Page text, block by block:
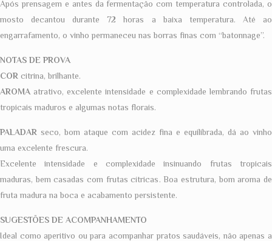
Após prensagem e antes da fermentação com temperatura controlada, o
mosto decantou durante 72 horas a baixa temperatura. Até ao
engarrafamento, o vinho permaneceu nas borras finas com “batonnage”.
NOTAS DE PROVA
COR citrina, brilhante.
AROMA atrativo, excelente intensidade e complexidade lembrando frutas
tropicais maduros e algumas notas florais.
PALADAR seco, bom ataque com acidez fina e equilibrada, dá ao vinho
uma excelente frescura.
Excelente intensidade e complexidade insinuando frutas tropicais
maduras, bem casadas com frutas cítricas. Boa estrutura, bom aroma de
fruta madura na boca e acabamento persistente.
SUGESTÕES DE ACOMPANHAMENTO
Ideal como aperitivo ou para acompanhar pratos saudáveis, não apenas a